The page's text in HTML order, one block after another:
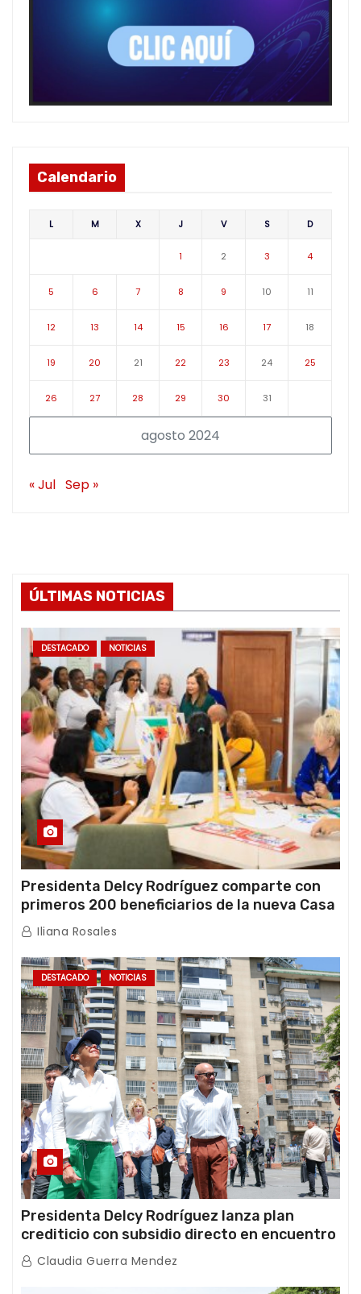
Calendario
agosto 2024
L M X J V S D
1 2 3 4
5 6 7 8 9 10 11
12 13 14 15 16 17 18
19 20 21 22 23 24 25
26 27 28 29 30 31
« Jul Sep »
ÚLTIMAS NOTICIAS
DESTACADO NOTICIAS
Presidenta Delcy Rodríguez comparte con
primeros 200 beneficiarios de la nueva Casa
de los Abuelos “La Primavera” en Caracas
Iliana Rosales
DESTACADO NOTICIAS
Presidenta Delcy Rodríguez lanza plan
crediticio con subsidio directo en encuentro
con Juntas de Condominio
Claudia Guerra Mendez